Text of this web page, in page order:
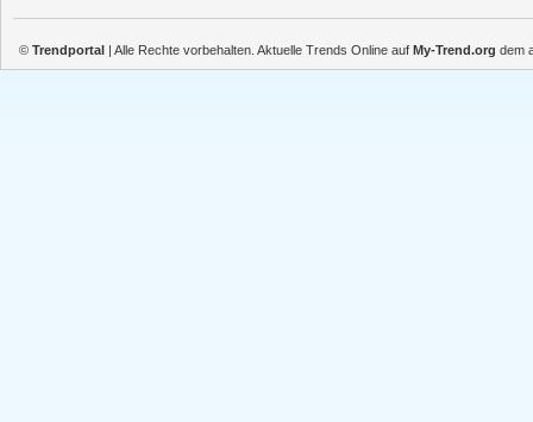
© Trendportal | Alle Rechte vorbehalten. Aktuelle Trends Online auf My-Trend.org dem